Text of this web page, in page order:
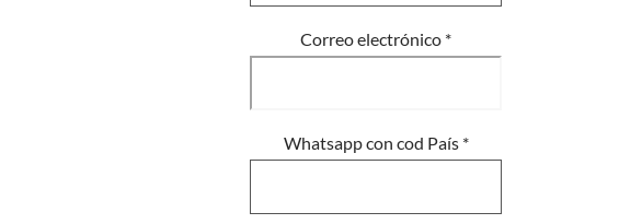
Correo electrónico *
Whatsapp con cod País *